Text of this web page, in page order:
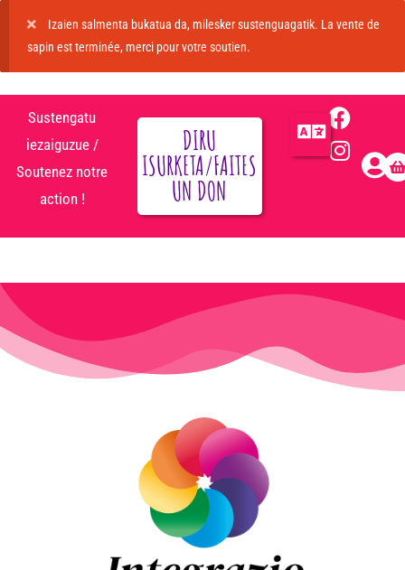
Izaien salmenta bukatua da, milesker sustenguagatik. La vente de
sapin est terminée, merci pour votre soutien.
Sustengatu
iezaiguzue /
Soutenez notre
action !
DIRU
ISURKETA/FAITES
UN DON